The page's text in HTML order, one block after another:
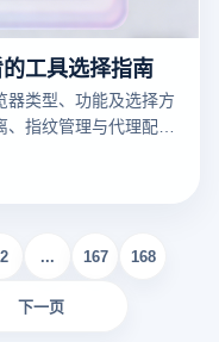
工具选择指南
器类型、功能及选择方
指纹管理与代理配置
... 167 168
下一页